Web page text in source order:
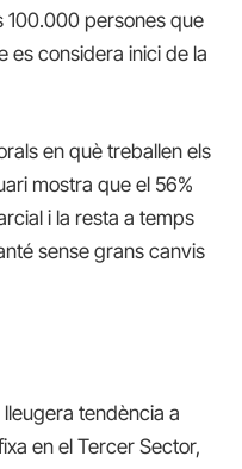
100.000 persones que
es considera inici de la
en què treballen els
mostra que el 56%
i la resta a temps
sense grans canvis
tendència a
en el Tercer Sector,